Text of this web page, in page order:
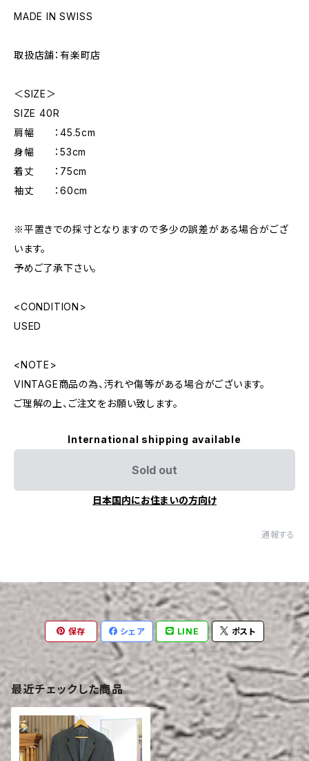
MADE IN SWISS
取扱店舗：有楽町店
＜SIZE＞
SIZE 40R
肩幅 ：45.5cm
身幅 ：53cm
着丈 ：75cm
袖丈 ：60cm
※平置きでの採寸となりますので多少の誤差がある場合がござ
います。
予めご了承下さい。
<CONDITION>
USED
<NOTE>
VINTAGE商品の為、汚れや傷等がある場合がございます。
ご理解の上、ご注文をお願い致します。
International shipping available
Sold out
日本国内にお住まいの方向け
通報する
保存 シェア LINE ポスト
最近チェックした商品